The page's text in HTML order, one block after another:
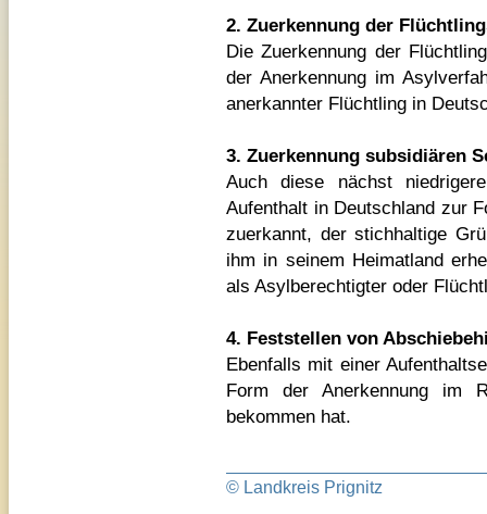
2. Zuerkennung der
Die Zuerkennung der
der Anerkennung im
anerkannter Flüchtling in
3. Zuerkennung subsidiären
Auch diese nächst
Aufenthalt in Deutschland zur
zuerkannt, der stichhaltige
ihm in seinem Heimatland
als Asylberechtigter oder
4. Feststellen von
Ebenfalls mit einer
Form der Anerkennung im
bekommen hat.
© Landkreis Prignitz